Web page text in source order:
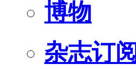
博物
杂志订阅